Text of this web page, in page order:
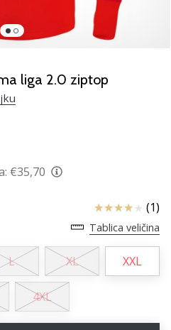
liga 2.0 ziptop
€35,70
Ocjena (1)
Tablica veličina
L XL XXL
4XL